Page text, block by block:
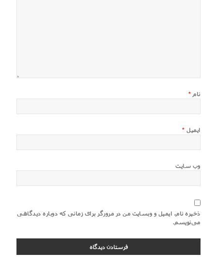
نام *
ایمیل *
وب‌ سایت
ذخیره نام، ایمیل و وبسایت من در مرورگر برای زمانی که دوباره دیدگاهی
می‌نویسم.